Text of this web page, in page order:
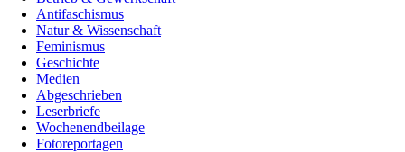
Antifaschismus
Natur & Wissenschaft
Feminismus
Geschichte
Medien
Abgeschrieben
Leserbriefe
Wochenendbeilage
Fotoreportagen